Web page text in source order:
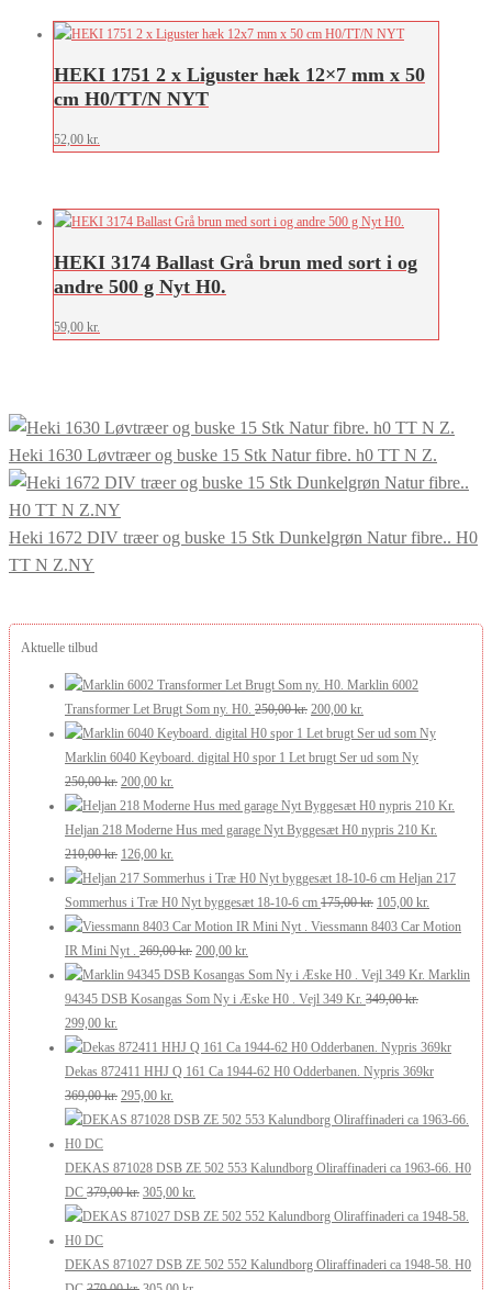
HEKI 1751 2 x Liguster hæk 12×7 mm x 50
cm H0/TT/N NYT
52,00 kr.
HEKI 3174 Ballast Grå brun med sort i og
andre 500 g Nyt H0.
59,00 kr.
Heki 1630 Løvtræer og buske 15 Stk Natur fibre. h0 TT N Z.
Heki 1672 DIV træer og buske 15 Stk Dunkelgrøn Natur fibre.. H0
TT N Z.NY
Aktuelle tilbud
Marklin 6002
Transformer Let Brugt Som ny. H0. 250,00kr. Den
oprindelige
pris
250,00 kr..
200,00 kr.
aktuelle
pris
200,00 kr..
Marklin 6040 Keyboard. digital H0 spor 1 Let brugt Ser ud som Ny
250,00kr. Den
oprindelige
pris
var:
250,00 kr..
200,00 kr.
aktuelle
pris
200,00 kr..
Heljan 218 Moderne Hus med garage Nyt Byggesæt H0 nypris 210 Kr.
210,00kr. Den
oprindelige
pris
var:
210,00 kr..
126,00 kr.
aktuelle
pris
er:
126,00 kr..
Heljan 217
Sommerhus i Træ H0 Nyt byggesæt 18-10-6 cm 175,00kr. Den
oprindelige
var:
175,00 kr..
105,00 kr.
aktuelle
er:
105,00 kr..
Viessmann 8403 Car Motion
IR Mini Nyt .
269,00kr. Den
oprindelige
pris
269,00 kr..
200,00 kr.
aktuelle
pris
200,00 kr..
Marklin
94345 DSB Kosangas Som Ny i Æske H0 . Vejl 349 Kr. 349,00kr.
Den
oprindelige
pris
var:
349,00 kr..
299,00 kr.
aktuelle
pris
er:
299,00 kr..
Dekas 872411 HHJ Q 161 Ca 1944-62 H0 Odderbanen. Nypris 369kr
369,00kr. Den
oprindelige
var:
369,00 kr..
295,00 kr.
aktuelle
er:
295,00 kr..
DEKAS 871028 DSB ZE 502 553 Kalundborg Oliraffinaderi ca 1963-66. H0
DC 379,00kr. Den
oprindelige
var:
305,00 kr.
aktuelle
er:
DEKAS 871027 DSB ZE 502 552 Kalundborg Oliraffinaderi ca 1948-58. H0